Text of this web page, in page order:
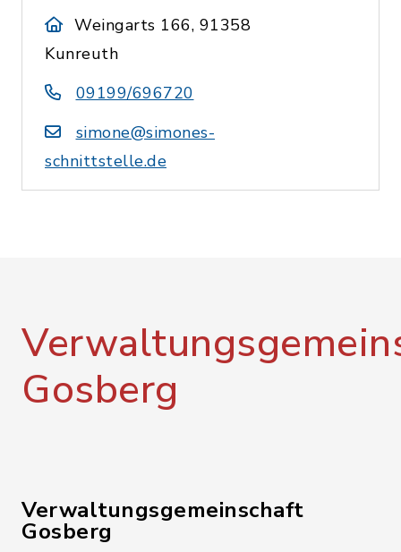
Weingarts 166, 91358
Kunreuth
09199/696720
simone@simones-
schnittstelle.de
Gosberg
Verwaltungsgemeinschaft
Gosberg